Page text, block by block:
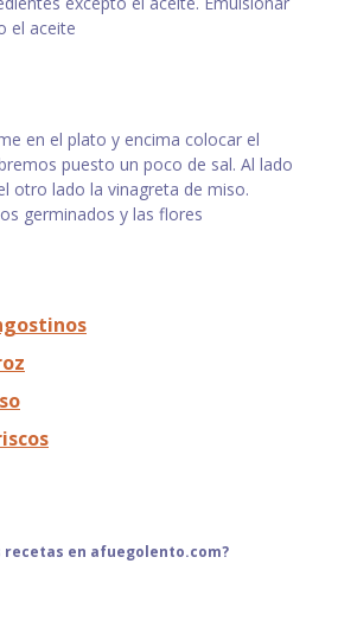
el aceite
en el plato y encima colocar el
puesto un poco de sal. Al lado
otro lado la vinagreta de miso.
germinados y las flores
en afuegolento.com?